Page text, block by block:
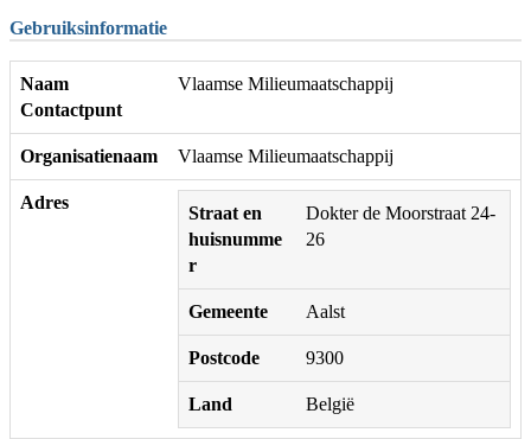
Gebruiksinformatie
Naam
Contactpunt
Vlaamse Milieumaatschappij
Organisatienaam Vlaamse Milieumaatschappij
Adres
Straat en
huisnumme
r
Dokter de Moorstraat 24-
26
Gemeente Aalst
Postcode 9300
Land België